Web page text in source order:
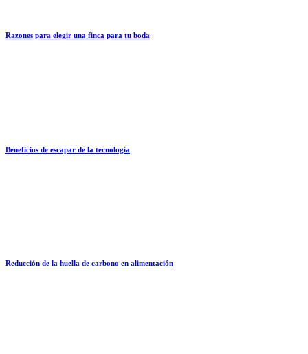
Razones para elegir una finca para tu boda
Beneficios de escapar de la tecnología
Reducción de la huella de carbono en alimentación